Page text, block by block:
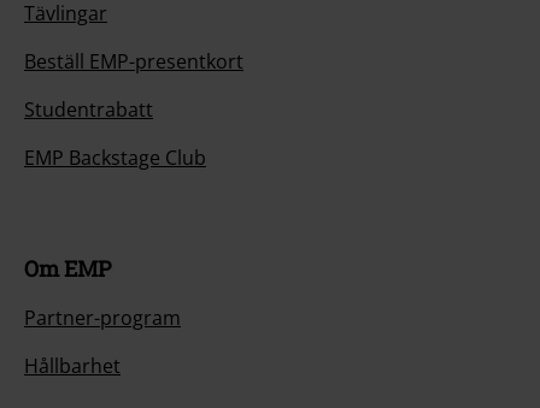
Tävlingar
Beställ EMP-presentkort
Studentrabatt
EMP Backstage Club
Om EMP
Partner-program
Hållbarhet